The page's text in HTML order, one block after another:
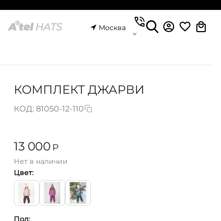
Москва
КОМПЛЕКТ ДЖАРВИ
КОД: 81050-12-110
13 000 Р
Нет в наличии
Цвет:
Пол: